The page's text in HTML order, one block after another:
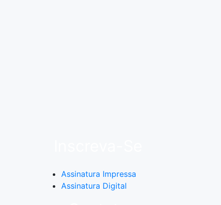
Assinatura Impressa
Assinatura Digital